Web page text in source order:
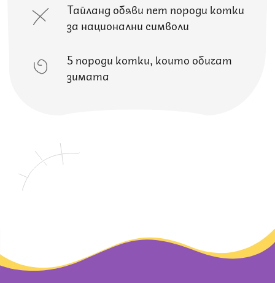
Тайланд обяви пет породи котки
за национални символи
5 породи котки, които обичат
зимата